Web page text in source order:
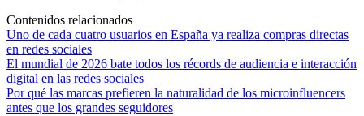
Contenidos relacionados
Uno de cada cuatro usuarios en España ya realiza compras directas
en redes sociales
El mundial de 2026 bate todos los récords de audiencia e interacción
digital en las redes sociales
Por qué las marcas prefieren la naturalidad de los microinfluencers
antes que los grandes seguidores